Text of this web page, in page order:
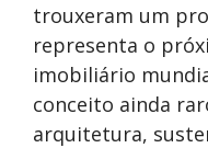
trouxeram um
representa o
imobiliário
conceito ainda
arquitetura,